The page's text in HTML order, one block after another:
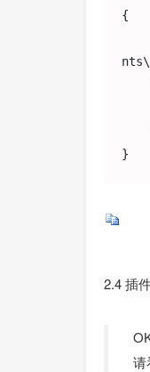
{
}
2.4 插
请